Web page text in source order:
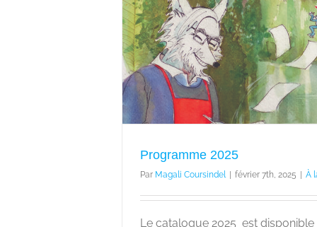
Programme 2025
Par Magali Coursindel | février 7th, 2025 | À
Le catalogue 2025 est disponible